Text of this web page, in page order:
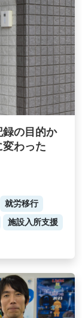
録の目的か
変わった
就労移行
施設入所支援